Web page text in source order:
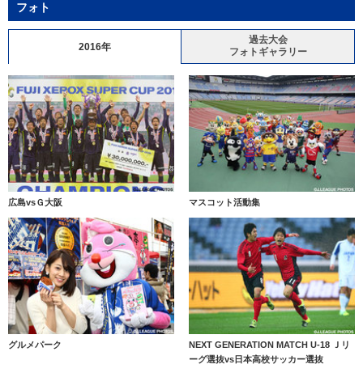
フォト
2016年
過去大会
フォトギャラリー
広島vsＧ大阪 マスコット活動集
グルメパーク
NEXT GENERATION MATCH U-18 Ｊリ
ーグ選抜vs日本高校サッカー選抜